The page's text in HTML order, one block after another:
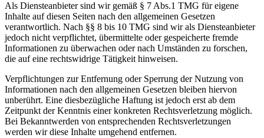
Als Diensteanbieter sind wir gemäß § 7 Abs.1 TMG für eigene
Inhalte auf diesen Seiten nach den allgemeinen Gesetzen
verantwortlich. Nach §§ 8 bis 10 TMG sind wir als Diensteanbieter
jedoch nicht verpflichtet, übermittelte oder gespeicherte fremde
Informationen zu überwachen oder nach Umständen zu forschen,
die auf eine rechtswidrige Tätigkeit hinweisen.
Verpflichtungen zur Entfernung oder Sperrung der Nutzung von
Informationen nach den allgemeinen Gesetzen bleiben hiervon
unberührt. Eine diesbezügliche Haftung ist jedoch erst ab dem
Zeitpunkt der Kenntnis einer konkreten Rechtsverletzung möglich.
Bei Bekanntwerden von entsprechenden Rechtsverletzungen
werden wir diese Inhalte umgehend entfernen.